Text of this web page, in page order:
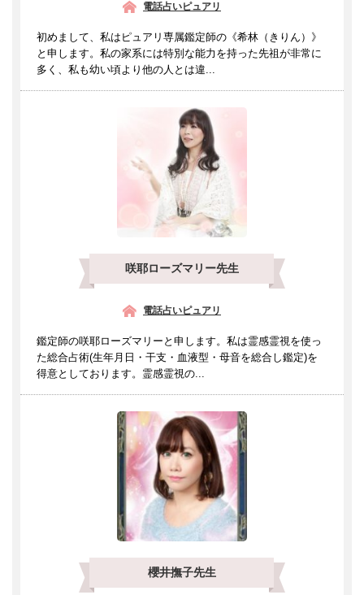
電話占いピュアリ
初めまして、私はピュアリ専属鑑定師の《希林（きりん）》
と申します。私の家系には特別な能力を持った先祖が非常に
多く、私も幼い頃より他の人とは違...
咲耶ローズマリー先生
電話占いピュアリ
鑑定師の咲耶ローズマリーと申します。私は霊感霊視を使っ
た総合占術(生年月日・干支・血液型・母音を総合し鑑定)を
得意としております。霊感霊視の...
櫻井撫子先生